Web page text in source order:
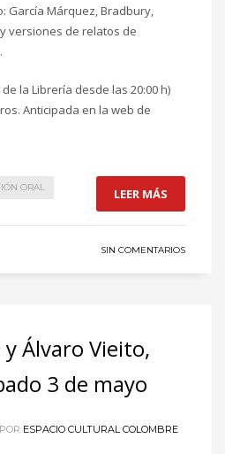
García Márquez, Bradbury,
versiones de relatos de
la Librería desde las 20:00 h)
Anticipada en la web de
ORAL LEER MÁS
SIN COMENTARIOS
Álvaro Vieito,
3 de mayo
POR ESPACIO CULTURAL COLOMBRE